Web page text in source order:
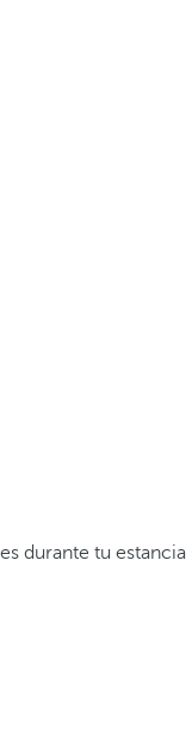
durante tu estancia